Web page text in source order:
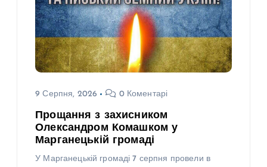
9 Серпня, 2026 0 Коментарі
Прощання з захисником
Олександром Комашком у
Марганецькій громаді
У Марганецькій громаді 7 серпня провели в